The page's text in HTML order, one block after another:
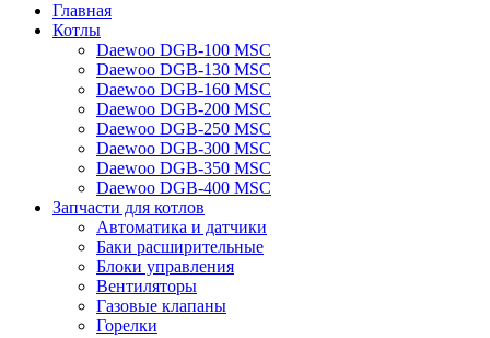
Главная
Котлы
Daewoo DGB-100 MSC
Daewoo DGB-130 MSC
Daewoo DGB-160 MSC
Daewoo DGB-200 MSC
Daewoo DGB-250 MSC
Daewoo DGB-300 MSC
Daewoo DGB-350 MSC
Daewoo DGB-400 MSC
Запчасти для котлов
Автоматика и датчики
Баки расширительные
Блоки управления
Вентиляторы
Газовые клапаны
Горелки